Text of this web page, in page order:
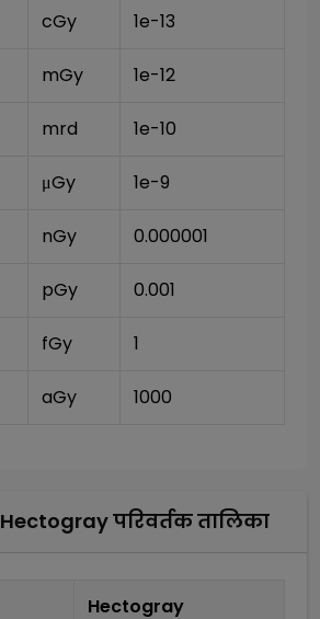
cGy 1e-13
mGy 1e-12
mrd 1e-10
μGy 1e-9
nGy 0.000001
pGy 0.001
fGy 1
aGy 1000
Hectograyपरिवर्तक तालिका
Hectogray